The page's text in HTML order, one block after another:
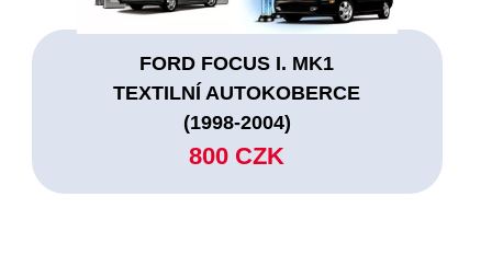
FORD FOCUS I. MK1
TEXTILNÍ AUTOKOBERCE
(1998-2004)
800 CZK